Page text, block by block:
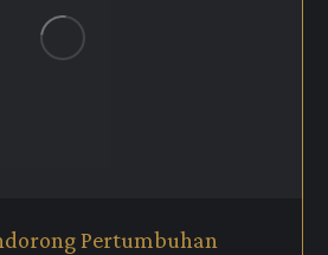
Pertumbuhan